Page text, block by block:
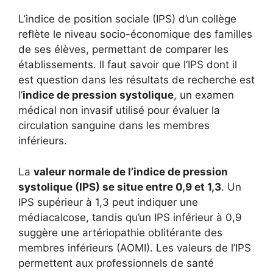
L’indice de position sociale (IPS) d’un collège
reflète le niveau socio-économique des familles
de ses élèves, permettant de comparer les
établissements. Il faut savoir que l’IPS dont il
est question dans les résultats de recherche est
l’indice de pression systolique, un examen
médical non invasif utilisé pour évaluer la
circulation sanguine dans les membres
inférieurs.
La valeur normale de l’indice de pression
systolique (IPS) se situe entre 0,9 et 1,3. Un
IPS supérieur à 1,3 peut indiquer une
médiacalcose, tandis qu’un IPS inférieur à 0,9
suggère une artériopathie oblitérante des
membres inférieurs (AOMI). Les valeurs de l’IPS
permettent aux professionnels de santé